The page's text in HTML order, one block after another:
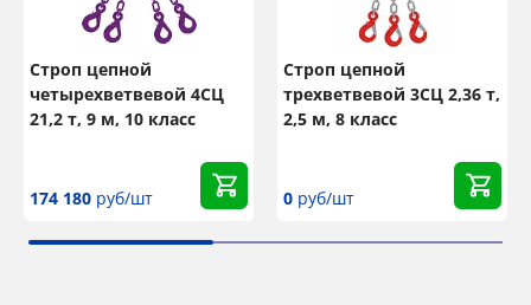
Строп цепной
четырехветвевой 4СЦ
21,2 т, 9 м, 10 класс
174 180 руб/шт
Строп цепной
трехветвевой 3СЦ 2,36 т,
2,5 м, 8 класс
0 руб/шт